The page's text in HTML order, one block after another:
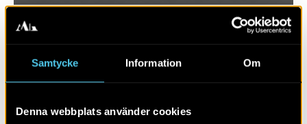
Samtycke Information Om
Denna webbplats använder cookies